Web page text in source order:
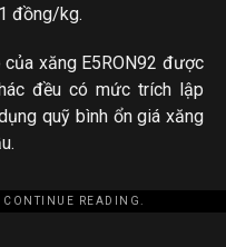
đồng/kg.
xăng E5RON92 được
đều có mức trích lập
quỹ bình ổn giá xăng
CONTINUE READING.